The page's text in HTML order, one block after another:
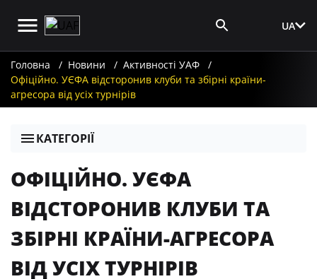
UA
Головна Новини
Активності УАФ
Офіційно. УЄФА відсторонив клуби та збірні країни-
агресора від усіх турнірів
КАТЕГОРІЇ
ОФІЦІЙНО. УЄФА
ВІДСТОРОНИВ КЛУБИ ТА
ЗБІРНІ КРАЇНИ-АГРЕСОРА
ВІД УСІХ ТУРНІРІВ